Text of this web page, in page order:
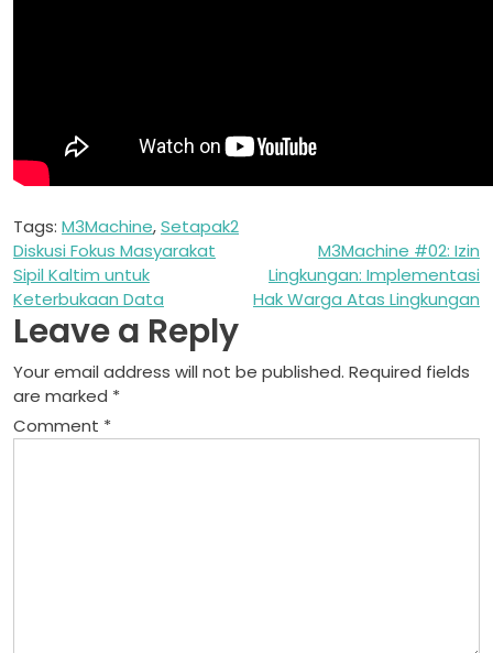
Tags: M3Machine,Setapak2
Post
navigation
Diskusi Fokus Masyarakat
Sipil Kaltim untuk
Keterbukaan Data
M3Machine #02: Izin
Lingkungan: Implementasi
Hak Warga Atas Lingkungan
Leave a Reply
Your email address will not be published. Required fields
are marked *
Comment *